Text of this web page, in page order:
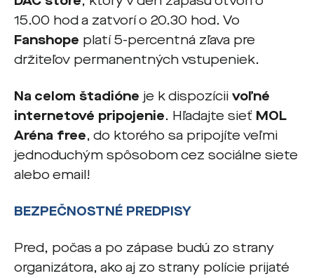
15.00 hod a zatvorí o 20.30 hod. Vo
Fanshope platí 5-percentná zľava pre
držiteľov permanentných vstupeniek.
Na celom štadióne je k dispozícii voľné
internetové pripojenie. Hľadajte sieť MOL
Aréna free, do ktorého sa pripojíte veľmi
jednoduchým spôsobom cez sociálne siete
alebo email!
BEZPEČNOSTNÉ PREDPISY
Pred, počas a po zápase budú zo strany
organizátora, ako aj zo strany polície prijaté